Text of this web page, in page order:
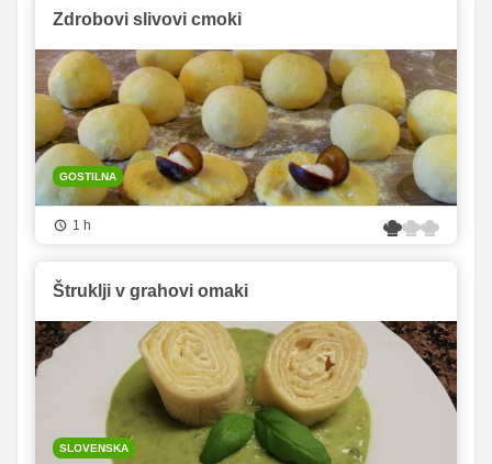
Zdrobovi slivovi cmoki
GOSTILNA
1 h
Štruklji v grahovi omaki
SLOVENSKA